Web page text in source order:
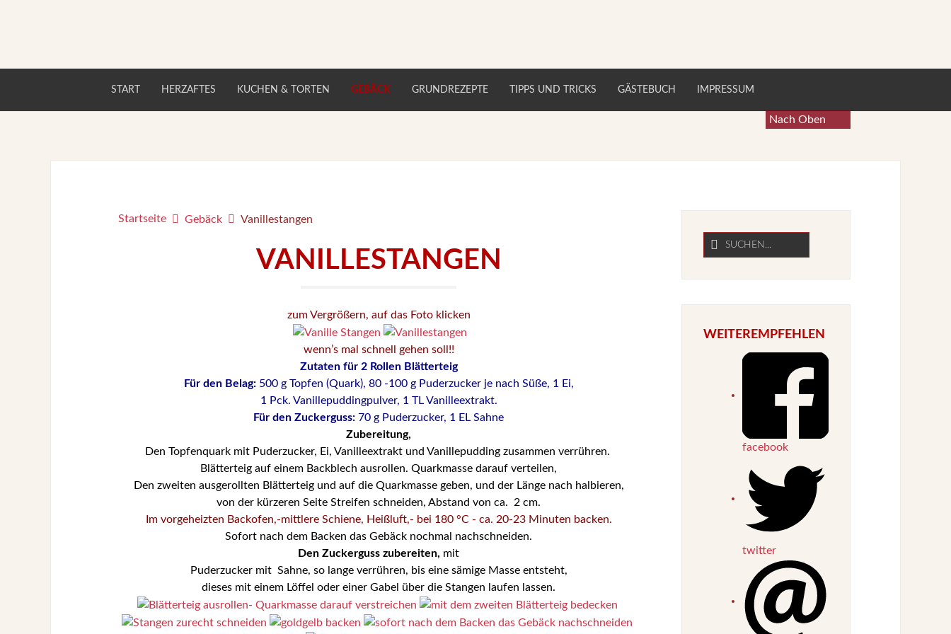
Nach Oben
START HERZAFTES KUCHEN & TORTEN GEBÄCK GRUNDREZEPTE TIPPS UND TRICKS GÄSTEBUCH IMPRESSUM
Startseite Gebäck Vanillestangen
VANILLESTANGEN
zum Vergrößern, auf das Foto klicken
wenn’s mal schnell gehen soll!!
Zutaten für 2 Rollen Blätterteig
Für den Belag:500 g Topfen (Quark), 80 -100 g Puderzucker je nach Süße, 1 Ei,
1 Pck. Vanillepuddingpulver, 1 TL Vanilleextrakt.
Für den Zuckerguss: 70 g Puderzucker, 1 EL Sahne
Zubereitung,
Den Topfenquark mit Puderzucker, Ei, Vanilleextrakt und Vanillepudding zusammen verrühren.
Blätterteig auf einem Backblech ausrollen. Quarkmasse darauf verteilen,
Den zweiten ausgerollten Blätterteig und auf die Quarkmasse geben, und der Länge nach halbieren,
von der kürzeren Seite Streifen schneiden, Abstand von ca. 2 cm.
Im vorgeheizten Backofen,-mittlere Schiene, Heißluft,- bei 180 °C - ca. 20-23 Minuten backen.
Sofort nach dem Backen das Gebäck nochmal nachschneiden.
Den Zuckerguss zubereiten, mit
Puderzucker mit Sahne, so lange verrühren, bis eine sämige Masse entsteht,
dieses mit einem Löffel oder einer Gabel über die Stangen laufen lassen.
WEITEREMPFEHLEN
facebook
twitter